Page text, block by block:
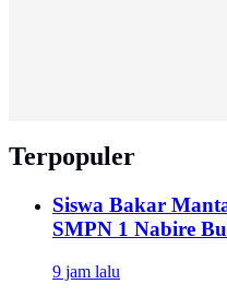
Terpopuler
Siswa Bakar
SMPN 1 Nabire
9 jam lalu